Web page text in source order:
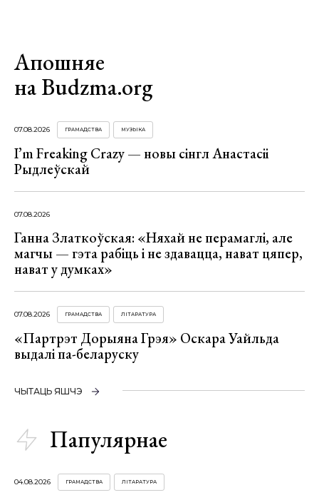
Апошняе
на Budzma.org
07.08.2026 ГРАМАДСТВА МУЗЫКА
I’m Freaking Crazy — новы сінгл Анастасіі
Рыдлеўскай
07.08.2026
Ганна Златкоўская: «Няхай не перамаглі, але
магчы — гэта рабіць і не здавацца, нават цяпер,
нават у думках»
07.08.2026 ГРАМАДСТВА ЛІТАРАТУРА
«Партрэт Дорыяна Грэя» Оскара Уайльда
выдалі па-беларуску
ЧЫТАЦЬ ЯШЧЭ
Папулярнае
04.08.2026 ГРАМАДСТВА ЛІТАРАТУРА